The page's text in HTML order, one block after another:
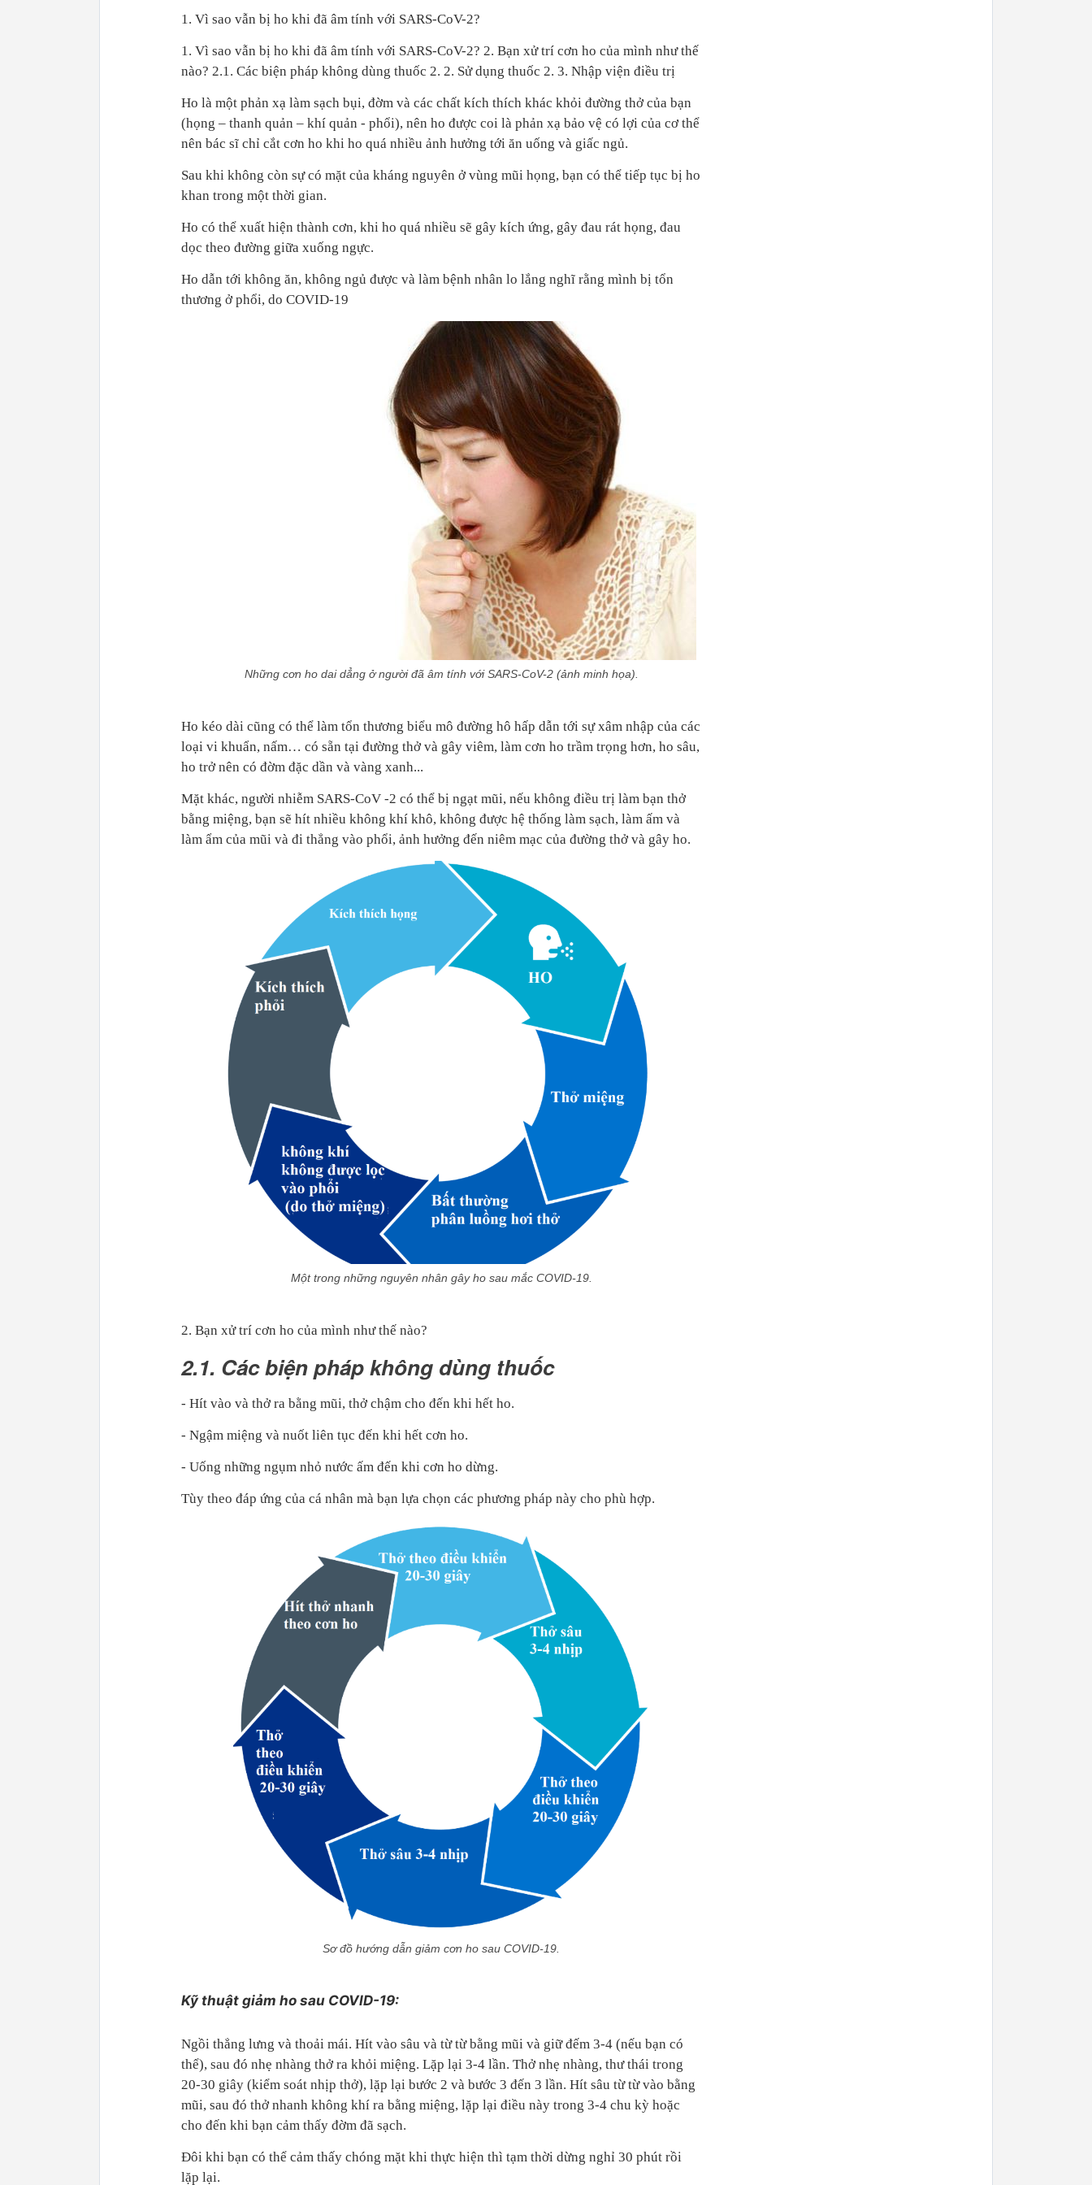
1. Vì sao vẫn bị ho khi đã âm tính với SARS-CoV-2?
1. Vì sao vẫn bị ho khi đã âm tính với SARS-CoV-2? 2. Bạn xử trí cơn ho của mình như thế
nào? 2.1. Các biện pháp không dùng thuốc 2. 2. Sử dụng thuốc 2. 3. Nhập viện điều trị
Ho là một phản xạ làm sạch bụi, đờm và các chất kích thích khác khỏi đường thở của bạn
(họng – thanh quản – khí quản - phổi), nên ho được coi là phản xạ bảo vệ có lợi của cơ thể
nên bác sĩ chỉ cắt cơn ho khi ho quá nhiều ảnh hưởng tới ăn uống và giấc ngủ.
Sau khi không còn sự có mặt của kháng nguyên ở vùng mũi họng, bạn có thể tiếp tục bị ho
khan trong một thời gian.
Ho có thể xuất hiện thành cơn, khi ho quá nhiều sẽ gây kích ứng, gây đau rát họng, đau
dọc theo đường giữa xuống ngực.
Ho dẫn tới không ăn, không ngủ được và làm bệnh nhân lo lắng nghĩ rằng mình bị tổn
thương ở phổi, do COVID-19
Những cơn ho dai dẳng ở người đã âm tính với SARS-CoV-2 (ảnh minh họa).
Ho kéo dài cũng có thể làm tổn thương biểu mô đường hô hấp dẫn tới sự xâm nhập của các
loại vi khuẩn, nấm… có sẵn tại đường thở và gây viêm, làm cơn ho trầm trọng hơn, ho sâu,
ho trở nên có đờm đặc dần và vàng xanh...
Mặt khác, người nhiễm SARS-CoV -2 có thể bị ngạt mũi, nếu không điều trị làm bạn thở
bằng miệng, bạn sẽ hít nhiều không khí khô, không được hệ thống làm sạch, làm ấm và
làm ẩm của mũi và đi thẳng vào phổi, ảnh hưởng đến niêm mạc của đường thở và gây ho.
Một trong những nguyên nhân gây ho sau mắc COVID-19.
2. Bạn xử trí cơn ho của mình như thế nào?
2.1. Các biện pháp không dùng thuốc
- Hít vào và thở ra bằng mũi, thở chậm cho đến khi hết ho.
- Ngậm miệng và nuốt liên tục đến khi hết cơn ho.
- Uống những ngụm nhỏ nước ấm đến khi cơn ho dừng.
Tùy theo đáp ứng của cá nhân mà bạn lựa chọn các phương pháp này cho phù hợp.
Sơ đồ hướng dẫn giảm cơn ho sau COVID-19.
Kỹ thuật giảm ho sau COVID-19:
Ngồi thẳng lưng và thoải mái. Hít vào sâu và từ từ bằng mũi và giữ đếm 3-4 (nếu bạn có
thể), sau đó nhẹ nhàng thở ra khỏi miệng. Lặp lại 3-4 lần. Thở nhẹ nhàng, thư thái trong
20-30 giây (kiểm soát nhịp thở), lặp lại bước 2 và bước 3 đến 3 lần. Hít sâu từ từ vào bằng
mũi, sau đó thở nhanh không khí ra bằng miệng, lặp lại điều này trong 3-4 chu kỳ hoặc
cho đến khi bạn cảm thấy đờm đã sạch.
Đôi khi bạn có thể cảm thấy chóng mặt khi thực hiện thì tạm thời dừng nghỉ 30 phút rồi
lặp lại.